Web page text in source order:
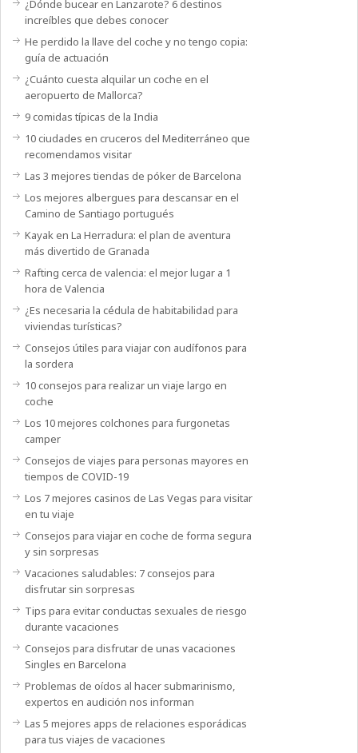
¿Dónde bucear en Lanzarote? 6 destinos
increíbles que debes conocer
He perdido la llave del coche y no tengo copia:
guía de actuación
¿Cuánto cuesta alquilar un coche en el
aeropuerto de Mallorca?
9 comidas típicas de la India
10 ciudades en cruceros del Mediterráneo que
recomendamos visitar
Las 3 mejores tiendas de póker de Barcelona
Los mejores albergues para descansar en el
Camino de Santiago portugués
Kayak en La Herradura: el plan de aventura
más divertido de Granada
Rafting cerca de valencia: el mejor lugar a 1
hora de Valencia
¿Es necesaria la cédula de habitabilidad para
viviendas turísticas?
Consejos útiles para viajar con audífonos para
la sordera
10 consejos para realizar un viaje largo en
coche
Los 10 mejores colchones para furgonetas
camper
Consejos de viajes para personas mayores en
tiempos de COVID-19
Los 7 mejores casinos de Las Vegas para visitar
en tu viaje
Consejos para viajar en coche de forma segura
y sin sorpresas
Vacaciones saludables: 7 consejos para
disfrutar sin sorpresas
Tips para evitar conductas sexuales de riesgo
durante vacaciones
Consejos para disfrutar de unas vacaciones
Singles en Barcelona
Problemas de oídos al hacer submarinismo,
expertos en audición nos informan
Las 5 mejores apps de relaciones esporádicas
para tus viajes de vacaciones